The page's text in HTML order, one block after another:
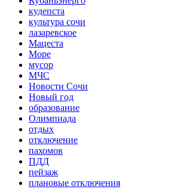
кудепста
культура сочи
лазаревское
Мацеста
Море
мусор
МЧС
Новости Сочи
Новый год
образование
Олимпиада
отдых
отключение
пахомов
ПДД
пейзаж
плановые отключения